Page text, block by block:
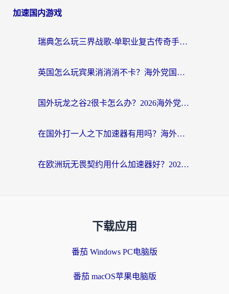
加速国内游戏
瑞典怎么玩三界战歌-单职业复古传奇手游？海外党国服游戏加速终极指南
英国怎么玩宾果消消消不卡？海外党国服游戏加速终极攻略（附守望第九大陆解决办法）
国外玩龙之谷2很卡怎么办？2026海外党必看的国服游戏加速全攻略
在国外打一人之下加速器有用吗？海外党国服游戏畅玩全攻略
在欧洲玩无畏契约用什么加速器好？2026海外党亲测有效指南
下载应用
番茄 Windows PC电脑版
番茄 macOS苹果电脑版